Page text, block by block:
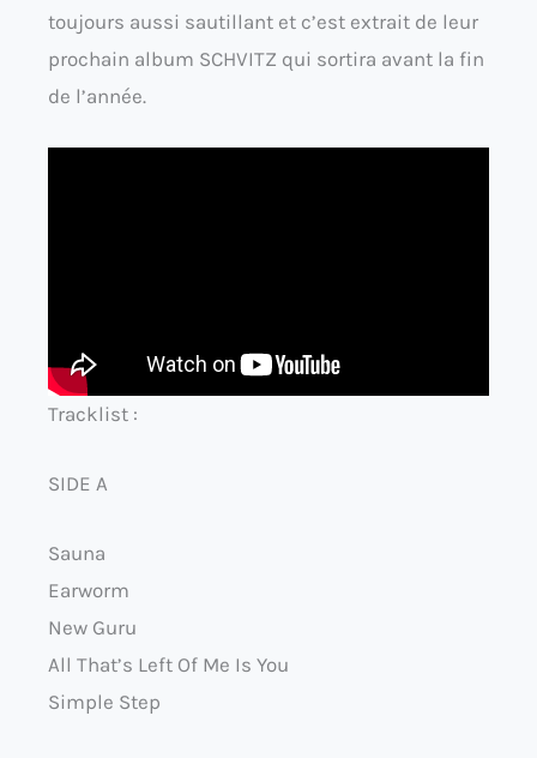
toujours aussi sautillant et c’est extrait de leur
prochain album SCHVITZ qui sortira avant la fin
de l’année.
Tracklist :
SIDE A
Sauna
Earworm
New Guru
All That’s Left Of Me Is You
Simple Step